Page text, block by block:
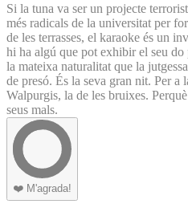
Si la tuna va ser un projecte
més radicals de la universitat per
de les terrasses, el karaoke és un
hi ha algú que pot exhibir el seu
la mateixa naturalitat que la
de presó. És la seva gran nit. Per a
Walpurgis, la de les bruixes.
seus mals.
❤️ M'agrada!